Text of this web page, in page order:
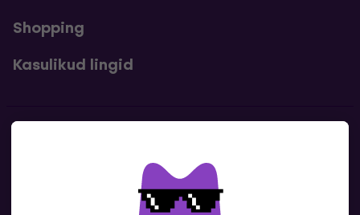
Shopping
Kasulikud lingid
Kontaktandmed